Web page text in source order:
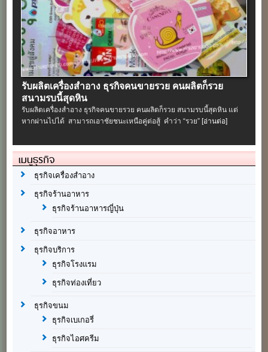
รับผลิตเครื่องสําอาง ธุรกิจคนขายรวย คนผลิตก็รวย
สนามรบนี้สุดหิน
รับผลิตเครื่องสําอาง ธุรกิจคนขายรวย คนผลิตก็รวย สนามรบนี้สุดหิน แต่
หากผ่านไปได้ สามารถเอาชัยชนะเหนือคู่ต่อสู้ คำว่า “รวย” [อ่านต่อ]
เมนูธุรกิจ
ธุรกิจเครื่องสำอาง
ธุรกิจร้านอาหาร
ธุรกิจร้านอาหารญี่ปุ่น
ธุรกิจอาหาร
ธุรกิจบริการ
ธุรกิจโรงแรม
ธุรกิจท่องเที่ยว
ธุรกิจขนม
ธุรกิจเบเกอรี่
ธุรกิจไอศครีม